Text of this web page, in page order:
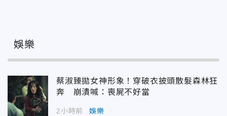
娛樂
蔡淑臻拋女神形象！穿破衣披頭散髮森林狂
奔 崩潰喊：喪屍不好當
2小時前 娛樂